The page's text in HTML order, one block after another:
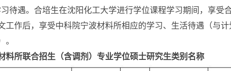
遇。合培生在沈阳化工大学进行学位课程学习期间，享受
工作后，享受中科院宁波材料所相应的学习、生活待遇（与
。
料所联合招生（含调剂）专业学位硕士研究生类别名称